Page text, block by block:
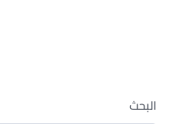
البحث